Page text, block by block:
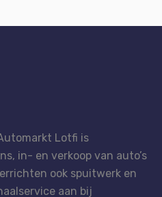
Lotfi is
in- en verkoop van auto’s
ook spuitwerk en
aan bij